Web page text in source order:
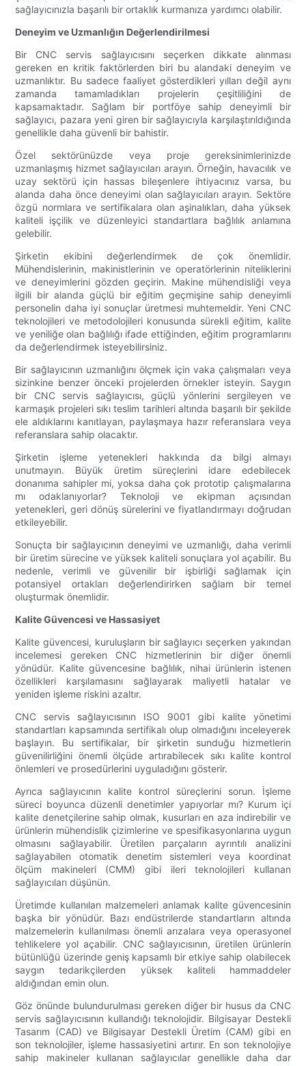
sağlayıcınızla başarılı bir ortaklık kurmanıza yardımcı olabilir.
Deneyim ve Uzmanlığın Değerlendirilmesi
Bir CNC servis sağlayıcısını seçerken dikkate alınması
gereken en kritik faktörlerden biri bu alandaki deneyim ve
uzmanlıktır. Bu sadece faaliyet gösterdikleri yılları değil aynı
zamanda tamamladıkları projelerin çeşitliliğini de
kapsamaktadır. Sağlam bir portföye sahip deneyimli bir
sağlayıcı, pazara yeni giren bir sağlayıcıyla karşılaştırıldığında
genellikle daha güvenli bir bahistir.
Özel sektörünüzde veya proje gereksinimlerinizde
uzmanlaşmış hizmet sağlayıcıları arayın. Örneğin, havacılık ve
uzay sektörü için hassas bileşenlere ihtiyacınız varsa, bu
alanda daha önce deneyimi olan sağlayıcıları arayın. Sektöre
özgü normlara ve sertifikalara olan aşinalıkları, daha yüksek
kaliteli işçilik ve düzenleyici standartlara bağlılık anlamına
gelebilir.
Şirketin ekibini değerlendirmek de çok önemlidir.
Mühendislerinin, makinistlerinin ve operatörlerinin niteliklerini
ve deneyimlerini gözden geçirin. Makine mühendisliği veya
ilgili bir alanda güçlü bir eğitim geçmişine sahip deneyimli
personelin daha iyi sonuçlar üretmesi muhtemeldir. Yeni CNC
teknolojileri ve metodolojileri konusunda sürekli eğitim, kalite
ve yeniliğe olan bağlılığı ifade ettiğinden, eğitim programlarını
da değerlendirmek isteyebilirsiniz.
Bir sağlayıcının uzmanlığını ölçmek için vaka çalışmaları veya
sizinkine benzer önceki projelerden örnekler isteyin. Saygın
bir CNC servis sağlayıcısı, güçlü yönlerini sergileyen ve
karmaşık projeleri sıkı teslim tarihleri ​​altında başarılı bir şekilde
ele aldıklarını kanıtlayan, paylaşmaya hazır referanslara veya
referanslara sahip olacaktır.
Şirketin işleme yetenekleri hakkında da bilgi almayı
unutmayın. Büyük üretim süreçlerini idare edebilecek
donanıma sahipler mi, yoksa daha çok prototip çalışmalarına
mı odaklanıyorlar? Teknoloji ve ekipman açısından
yetenekleri, geri dönüş sürelerini ve fiyatlandırmayı doğrudan
etkileyebilir.
Sonuçta bir sağlayıcının deneyimi ve uzmanlığı, daha verimli
bir üretim sürecine ve yüksek kaliteli sonuçlara yol açabilir. Bu
nedenle, verimli ve güvenilir bir işbirliği sağlamak için
potansiyel ortakları değerlendirirken sağlam bir temel
oluşturmak önemlidir.
Kalite Güvencesi ve Hassasiyet
Kalite güvencesi, kuruluşların bir sağlayıcı seçerken yakından
incelemesi gereken CNC hizmetlerinin bir diğer önemli
yönüdür. Kalite güvencesine bağlılık, nihai ürünlerin istenen
özellikleri karşılamasını sağlayarak maliyetli hatalar ve
yeniden işleme riskini azaltır.
CNC servis sağlayıcısının ISO 9001 gibi kalite yönetimi
standartları kapsamında sertifikalı olup olmadığını inceleyerek
başlayın. Bu sertifikalar, bir şirketin sunduğu hizmetlerin
güvenilirliğini önemli ölçüde artırabilecek sıkı kalite kontrol
önlemleri ve prosedürlerini uyguladığını gösterir.
Ayrıca sağlayıcının kalite kontrol süreçlerini sorun. İşleme
süreci boyunca düzenli denetimler yapıyorlar mı? Kurum içi
kalite denetçilerine sahip olmak, kusurları en aza indirebilir ve
ürünlerin mühendislik çizimlerine ve spesifikasyonlarına uygun
olmasını sağlayabilir. Üretilen parçaların ayrıntılı analizini
sağlayabilen otomatik denetim sistemleri veya koordinat
ölçüm makineleri (CMM) gibi ileri teknolojileri kullanan
sağlayıcıları düşünün.
Üretimde kullanılan malzemeleri anlamak kalite güvencesinin
başka bir yönüdür. Bazı endüstrilerde standartların altında
malzemelerin kullanılması önemli arızalara veya operasyonel
tehlikelere yol açabilir. CNC sağlayıcısının, üretilen ürünlerin
bütünlüğü üzerinde geniş kapsamlı bir etkiye sahip olabilecek
saygın tedarikçilerden yüksek kaliteli hammaddeler
aldığından emin olun.
Göz önünde bulundurulması gereken diğer bir husus da CNC
servis sağlayıcısının kullandığı teknolojidir. Bilgisayar Destekli
Tasarım (CAD) ve Bilgisayar Destekli Üretim (CAM) gibi en
son teknolojiler, işleme hassasiyetini artırır. En son teknolojiye
sahip makineler kullanan sağlayıcılar genellikle daha dar